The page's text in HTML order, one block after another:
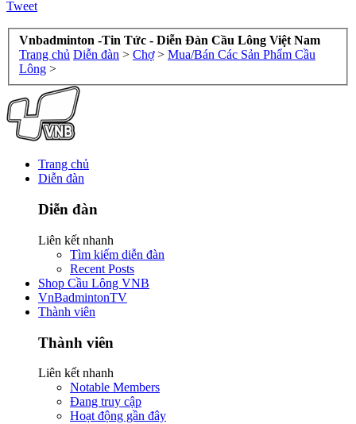
Tweet
Vnbadminton -Tin Tức - Diễn Đàn Cầu Lông Việt Nam
Trang chủ Diễn đàn > Chợ > Mua/Bán Các Sản Phẩm Cầu
Lông >
Trang chủ
Diễn đàn
Diễn đàn
Liên kết nhanh
Tìm kiếm diễn đàn
Recent Posts
Shop Cầu Lông VNB
VnBadmintonTV
Thành viên
Thành viên
Liên kết nhanh
Notable Members
Đang truy cập
Hoạt động gần đây